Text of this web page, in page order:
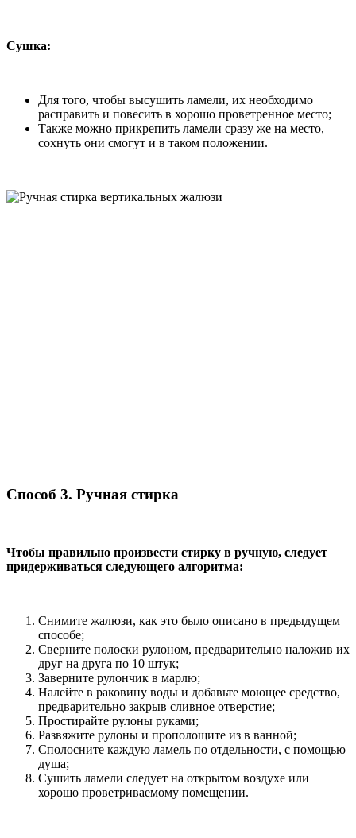
Сушка:
Для того, чтобы высушить ламели, их необходимо
расправить и повесить в хорошо проветренное место;
Также можно прикрепить ламели сразу же на место,
сохнуть они смогут и в таком положении.
Способ 3. Ручная стирка
Чтобы правильно произвести стирку в ручную, следует
придерживаться следующего алгоритма:
Снимите жалюзи, как это было описано в предыдущем
способе;
Сверните полоски рулоном, предварительно наложив их
друг на друга по 10 штук;
Заверните рулончик в марлю;
Налейте в раковину воды и добавьте моющее средство,
предварительно закрыв сливное отверстие;
Простирайте рулоны руками;
Развяжите рулоны и прополощите из в ванной;
Сполосните каждую ламель по отдельности, с помощью
душа;
Сушить ламели следует на открытом воздухе или
хорошо проветриваемому помещении.